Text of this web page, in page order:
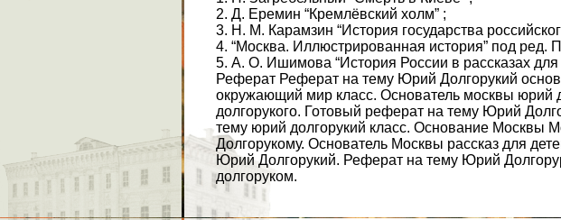
2. Д. Еремин “Кремлёвский холм” ;
3. Н. М. Карамзин “История государства
4. “Москва. Иллюстрированная история” под ред.
5. А. О. Ишимова “История России в рассказах для
Реферат Реферат на тему Юрий Долгорукий
окружающий мир класс. Основатель москвы юрий
долгорукого. Готовый реферат на тему Юрий
тему юрий долгорукий класс. Основание Москвы
Долгорукому. Основатель Москвы рассказ для
Юрий Долгорукий. Реферат на тему Юрий
долгоруком.